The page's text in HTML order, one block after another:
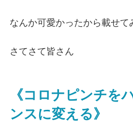
なんか可愛かったから載せ
さてさて皆さん
《コロナピンチを
ンスに変える》